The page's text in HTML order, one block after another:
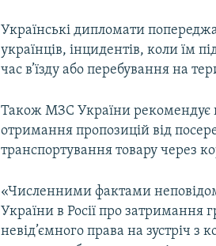
Українські дипломати
українців, інцидентів, коли їм
час в’їзду або перебування на
Також МЗС України рекомендує
отримання пропозицій від
транспортування товару через
«Численними фактами
України в Росії про затримання
невід’ємного права на зустріч з